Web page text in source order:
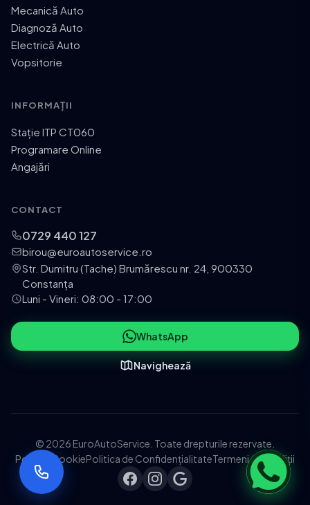
Mecanică Auto
Diagnoză Auto
Electrică Auto
Vopsitorie
INFORMAȚII
Stație ITP CT060
Programare Online
Angajări
CONTACT
0729 440 127
birou@euroautoservice.ro
Str. Dumitru (Tache) Brumărescu nr. 24, 900330
Constanța
Luni - Vineri: 08:00 - 17:00
WhatsApp
Navighează
© 2026 EuroAutoService. Toate drepturile rezervate.
Politica CookiePolitica de ConfidențialitateTermeni și Condiții